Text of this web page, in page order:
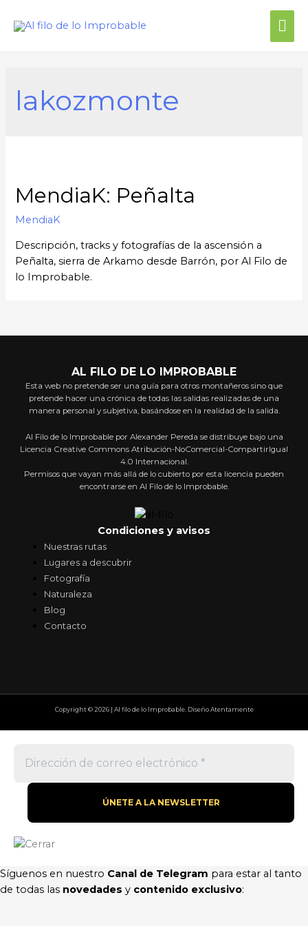
lakozmonte
MendiaK: Peñalta
MendiaK
Descripción, tracks y fotografías de la ascensión a
Peñalta, sierra de Arkamo desde Barrón, por Al Filo de
lo Improbable.
AL FILO DE LO IMPROBABLE
Esta web no pretende ser una guía para otros montañeros sino que
pretende hacer una crónica de todas las salidas realizadas de una
manera personal y subjetiva, basándose en la realidad de la salida.
Al Filo de lo Improbable por Alexander Pereda se distribuye bajo una
Licencia Creative Commons Atribución-NoComercial-CompartirIgual
4.0 Internacional.
Permisos que vayan más allá de lo cubierto por esta licencia pueden
encontrarse en Al Filo de lo Improbable.
Condiciones y avisos
Nuestras rutas
Lugares a descubrir
Fotografía
Naturaleza
Blog
Contacto
Copyright © 2026 | Al filo de lo Improbable. Diseño Atentamente
Síguenos en nuestro Canal de Telegram para estar al tanto
de todas las novedades y contenido exclusivo: